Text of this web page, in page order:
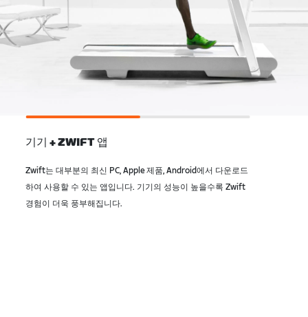
기기 + ZWIFT 앱
Zwift는 대부분의 최신 PC, Apple 제품, Android에서 다운로드
하여 사용할 수 있는 앱입니다. 기기의 성능이 높을수록 Zwift
경험이 더욱 풍부해집니다.